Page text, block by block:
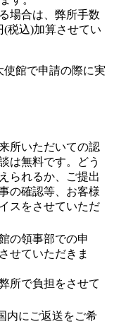
場合は、弊所手数
(税込)加算させてい
館で申請の際に実
所いただいての認
は無料です。どう
られるか、ご提出
の確認等、お客様
スをさせていただ
の領事部での申
せていただきま
所で負担をさせて
内にご返送をご希